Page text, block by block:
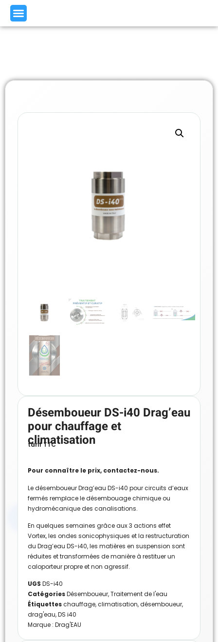
Désemboueur DS-i40 Drag’eau
pour chauffage et
climatisation
tarif TTC
Pour connaître le prix, contactez-nous.
Le désemboueur Drag’eau DS-i40 pour circuits d’eaux
fermés remplace le désembouage chimique ou
hydromécanique des canalisations.
En quelques semaines grâce aux 3 actions effet
Vortex, les ondes sonicophysiques et la restructuration
du Drag’eau DS-i40, les matières en suspension sont
réduites et transformées de manière à restituer un
caloporteur propre et non agressif.
UGS DS-i40
CatégoriesDésemboueur,Traitement de l'eau
Étiquetteschauffage,climatisation,désemboueur,
drag'eau,DS i40
Marque : Drag'EAU